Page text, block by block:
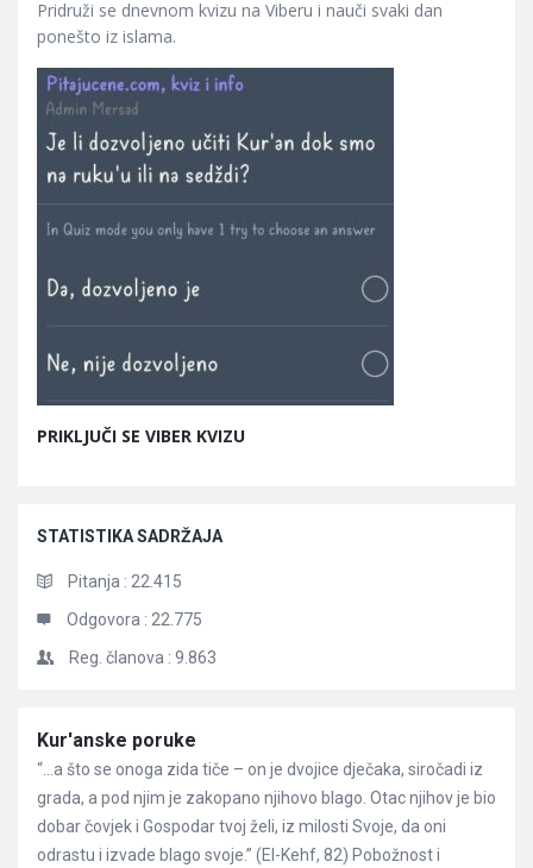
Pridruži se dnevnom kvizu na Viberu i nauči svaki dan
ponešto iz islama.
PRIKLJUČI SE VIBER KVIZU
STATISTIKA SADRŽAJA
Pitanja : 22.415
Odgovora : 22.775
Reg. članova : 9.863
Članci
Kur'anske poruke
“…a što se onoga zida tiče – on je dvojice dječaka, siročadi iz
grada, a pod njim je zakopano njihovo blago. Otac njihov je bio
dobar čovjek i Gospodar tvoj želi, iz milosti Svoje, da oni
odrastu i izvade blago svoje.” (El-Kehf, 82) Pobožnost i